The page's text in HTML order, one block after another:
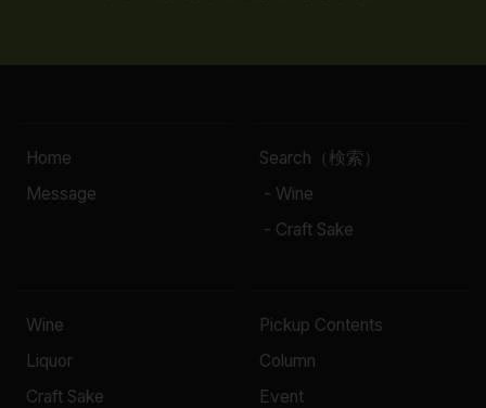
Home
Message
Search（検索）
- Wine
- Craft Sake
Wine
Liquor
Craft Sake
Pickup Contents
Column
Event